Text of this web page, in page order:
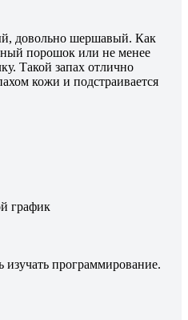
довольно шершавый. Как
порошок или не менее
Такой запах отлично
кожи и подстраивается
график
изучать программирование.